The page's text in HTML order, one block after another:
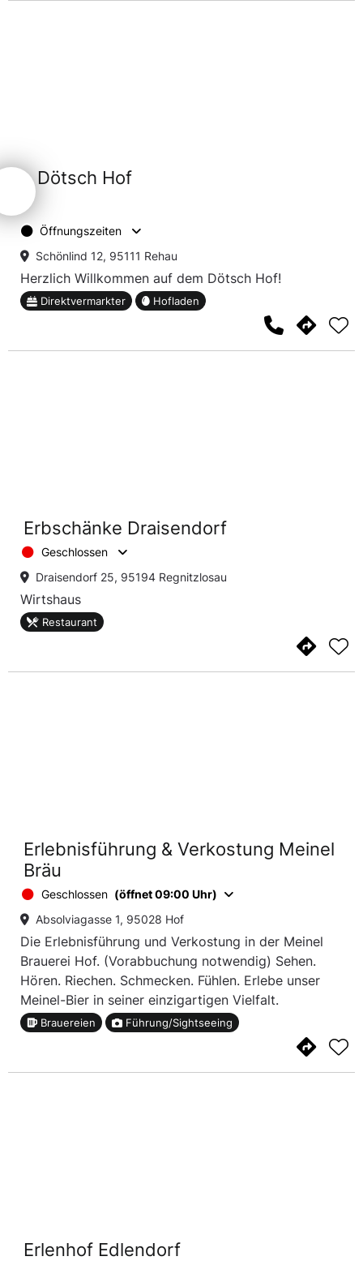
Dötsch Hof
Öffnungszeiten
Schönlind 12, 95111 Rehau
Herzlich Willkommen auf dem Dötsch Hof!
Direktvermarkter Hofladen
Erbschänke Draisendorf
Geschlossen
Draisendorf 25, 95194 Regnitzlosau
Wirtshaus
Restaurant
Erlebnisführung & Verkostung Meinel
Bräu
Geschlossen (öffnet 09:00 Uhr)
Absolviagasse 1, 95028 Hof
Die Erlebnisführung und Verkostung in der Meinel
Brauerei Hof. (Vorabbuchung notwendig) Sehen.
Hören. Riechen. Schmecken. Fühlen. Erlebe unser
Meinel-Bier in seiner einzigartigen Vielfalt.
Brauereien Führung/Sightseeing
Erlenhof Edlendorf